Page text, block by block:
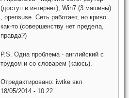
(доступ в интернет), Win7 (3 машины)
, opensuse. Сеть работает, но криво
как-то (совершенству нет предела,
правда?)
P.S. Одна проблема - английский с
трудом и со словарем (каюсь).
Отредактировано: iwtke вкл
18/05/2014 - 10:22